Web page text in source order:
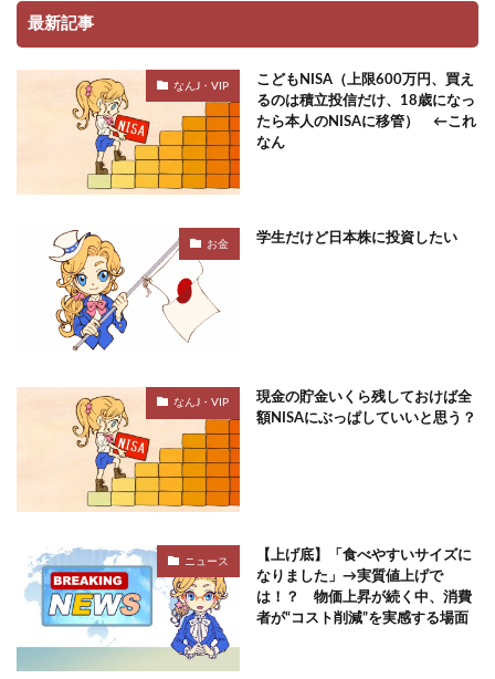
最新記事
なんJ・VIP
こどもNISA（上限600万円、買え
るのは積立投信だけ、18歳になっ
たら本人のNISAに移管） ←これ
なん
お金 学生だけど日本株に投資したい
なんJ・VIP
現金の貯金いくら残しておけば全
額NISAにぶっぱしていいと思う？
ニュース
【上げ底】「食べやすいサイズに
なりました」→実質値上げで
は！？ 物価上昇が続く中、消費
者が“コスト削減”を実感する場面